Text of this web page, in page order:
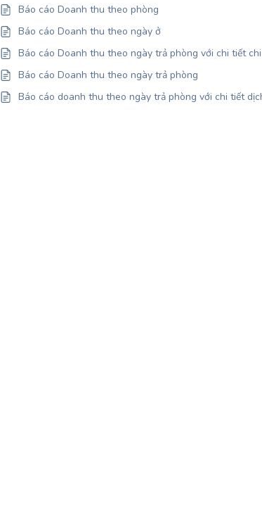
Báo cáo Doanh thu theo phòng
Báo cáo Doanh thu theo ngày ở
Báo cáo Doanh thu theo ngày trả phòng với chi tiết
Báo cáo Doanh thu theo ngày trả phòng
Báo cáo doanh thu theo ngày trả phòng với chi tiết